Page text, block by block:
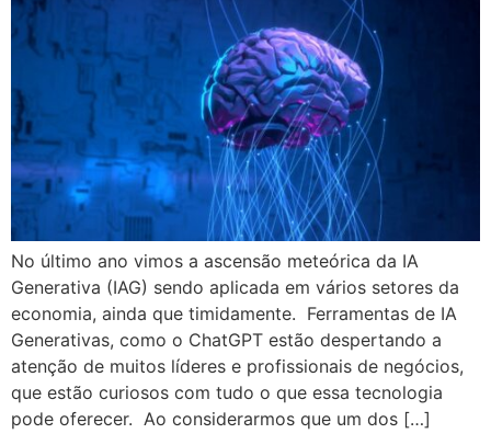
No último ano vimos a ascensão meteórica da IA
Generativa (IAG) sendo aplicada em vários setores da
economia, ainda que timidamente. Ferramentas de IA
Generativas, como o ChatGPT estão despertando a
atenção de muitos líderes e profissionais de negócios,
que estão curiosos com tudo o que essa tecnologia
pode oferecer. Ao considerarmos que um dos […]